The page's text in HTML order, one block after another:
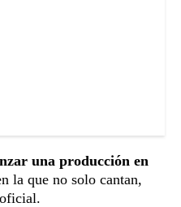
una producción en
la que no solo cantan,